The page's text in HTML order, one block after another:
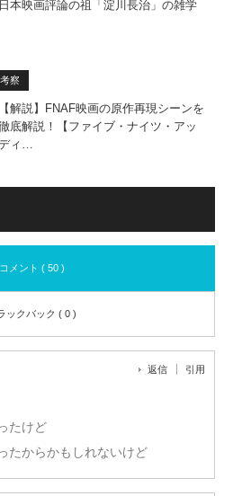
日本映画評論の祖「淀川長治」の雑学
察
【解説】FNAF映画の原作再現シーンを
底解説！【ファイブ・ナイツ・アッ
ィ…
コメント ( 50 )
ックバック ( 0 )
返信 引用
たけど
たからかもしれないけど